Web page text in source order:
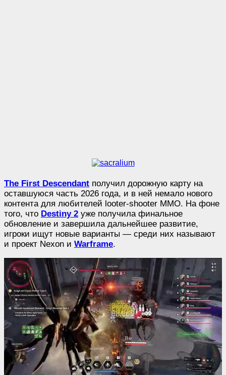
The First Descendant получил дорожную карту на
оставшуюся часть 2026 года, и в ней немало нового
контента для любителей looter-shooter MMO. На фоне
того, что Destiny 2 уже получила финальное
обновление и завершила дальнейшее развитие,
игроки ищут новые варианты — среди них называют
и проект Nexon и Warframe.